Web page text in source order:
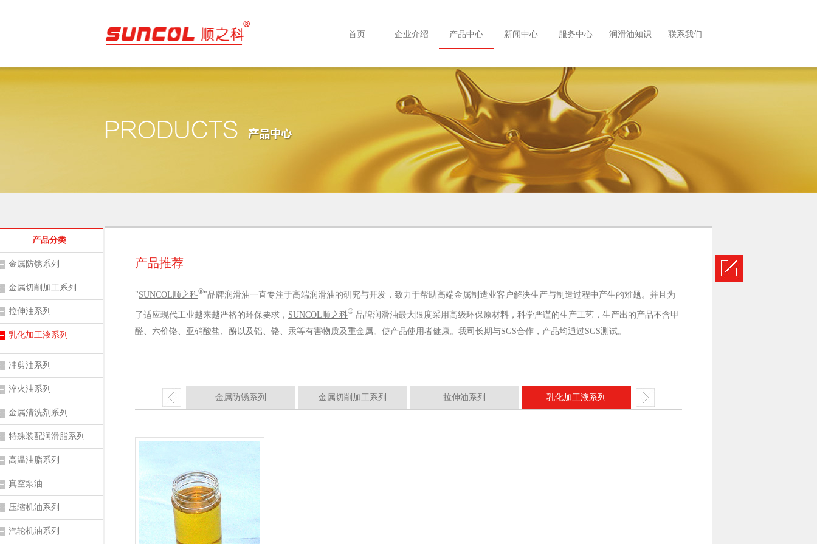
首页 企业介绍 产品中心 新闻中心 服务中心 润滑油知识 联系我们
产品推荐
"SUNCOL顺之科®"品牌润滑油一直专注于高端润滑油的研究与开发，致力于帮助高端金属制造业客户解决生产与制造过程中产生的难题。并且为
了适应现代工业越来越严格的环保要求， SUNCOL顺之科® 品牌润滑油最大限度采用高级环保原材料，科学严谨的生产工艺，生产出的产品不含甲
醛、六价铬、亚硝酸盐、酚以及铝、铬、汞等有害物质及重金属。使产品使用者健康。我司长期与SGS合作，产品均通过SGS测试。
金属防锈系列 金属切削加工系列 拉伸油系列 乳化加工液系列
产品分类
金属防锈系列
金属切削加工系列
拉伸油系列
乳化加工液系列
冲剪油系列
淬火油系列
金属清洗剂系列
特殊装配润滑脂系列
高温油脂系列
真空泵油
压缩机油系列
汽轮机油系列